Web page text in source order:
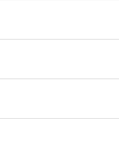
る可能性のある英単
」等の実用性を持た
える「早稲田予備校